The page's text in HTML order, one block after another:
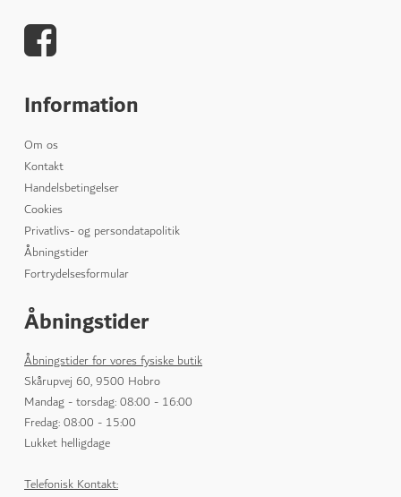
Information
Om os
Kontakt
Handelsbetingelser
Cookies
Privatlivs- og persondatapolitik
Åbningstider
Fortrydelsesformular
Åbningstider
Åbningstider for vores fysiske butik
Skårupvej 60, 9500 Hobro
Mandag - torsdag: 08:00 - 16:00
Fredag: 08:00 - 15:00
Lukket helligdage
Telefonisk Kontakt: